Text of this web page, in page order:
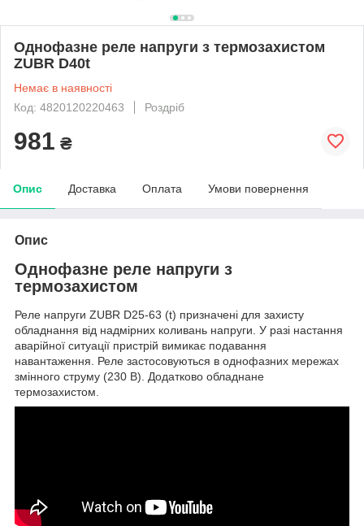
Однофазне реле напруги з термозахистом
ZUBR D40t
Немає в наявності
Код: 4820120220463
Роздріб
981 ₴
Опис Доставка Оплата Умови повернення
Опис
Однофазне реле напруги з
термозахистом
Реле напруги ZUBR D25-63 (t) призначені для захисту
обладнання від надмірних коливань напруги. У разі настання
аварійної ситуації пристрій вимикає подавання
навантаження. Реле застосовуються в однофазних мережах
змінного струму (230 В). Додатково обладнане
термозахистом.